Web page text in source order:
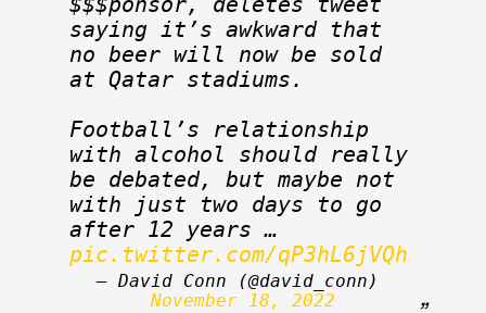
$$$ponsor, deletes tweet
saying it’s awkward that
no beer will now be sold
at Qatar stadiums.
Football’s relationship
with alcohol should really
be debated, but maybe not
with just two days to go
pic.twitter.com/qP3hL6jVQh
November 18, 2022